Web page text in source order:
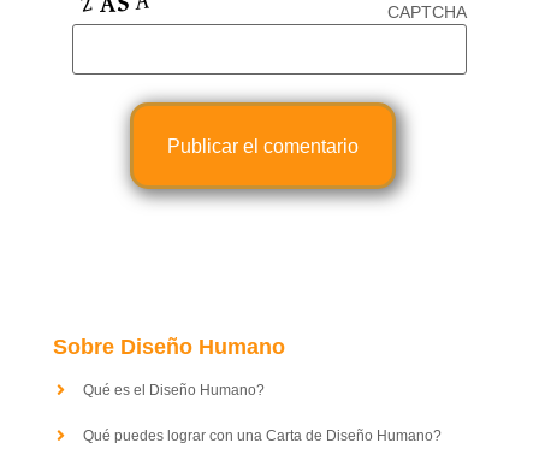
CAPTCHA
Sobre Diseño Humano
Qué es el Diseño Humano?
Qué puedes lograr con una Carta de Diseño Humano?